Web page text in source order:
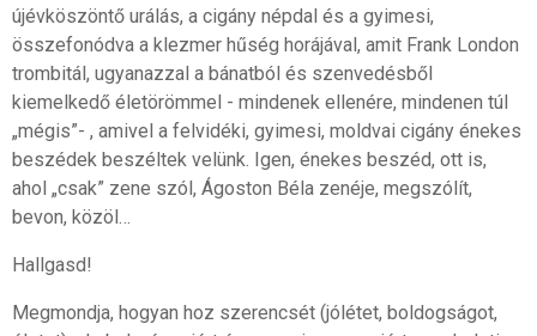
újévköszöntő urálás, a cigány népdal és a gyimesi,
összefonódva a klezmer hűség horájával, amit Frank London
trombitál, ugyanazzal a bánatból és szenvedésből
kiemelkedő életörömmel - mindenek ellenére, mindenen túl
„mégis”- , amivel a felvidéki, gyimesi, moldvai cigány énekes
beszédek beszéltek velünk. Igen, énekes beszéd, ott is,
ahol „csak” zene szól, Ágoston Béla zenéje, megszólít,
bevon, közöl…
Hallgasd!
Megmondja, hogyan hoz szerencsét (jólétet, boldogságot,